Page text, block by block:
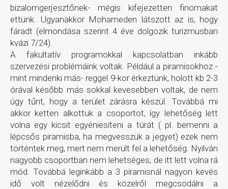
bizalomgerjesztőnek- mégis kifejezetten finomakat
ettünk. Ugyanakkor Mohameden látszott az is, hogy
fáradt (elmondása szerint 4 éve dolgozik turizmusban
kvázi 7/24).
A fakultatív programokkal kapcsolatban inkább
szervezési problémáink voltak. Például a piramisokhoz -
mint mindenki más- reggel 9-kor érkeztünk, holott kb 2-3
órával később más sokkal kevesebben voltak, de nem
úgy tűnt, hogy a terület zárásra készül. Továbbá mi
akkor ketten alkottuk a csoportot, így lehetőség lett
volna egy kicsit egyéniesíteni a túrát ( pl. bemenni a
lépcsős piramisba, ha megvesszük a jegyet) ezek nem
történtek meg, mert nem merült fel a lehetőség. Nyilván
nagyobb csoportban nem lehetséges, de itt lett volna rá
mód. Továbbá leginkább a 3 piramisnál nagyon kevés
idő volt nézelődni és közelről megcsodálni a